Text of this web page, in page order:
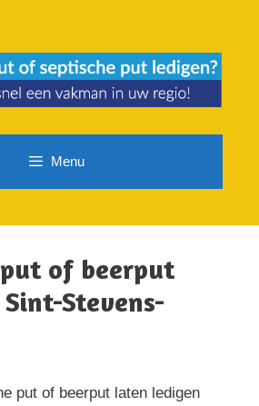
Menu
of beerput
Stevens-
put of beerput laten ledigen